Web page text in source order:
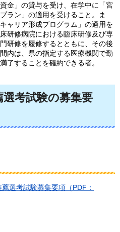
金」の貸与を受け、在学中に「宮
ラン」の適用を受けること。ま
ャリア形成プログラム」の適用を
研修病院における臨床研修及び専
研修を履修するとともに、その後
内は、県の指定する医療機関で勤
了することを確約できる者。
考試験の募集要
選考試験募集要項（PDF：